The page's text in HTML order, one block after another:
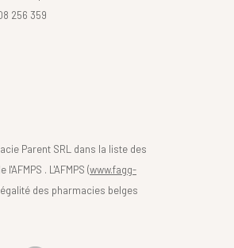
256 359
Parent SRL dans la liste des
. L'AFMPS (www.fagg-
des pharmacies belges